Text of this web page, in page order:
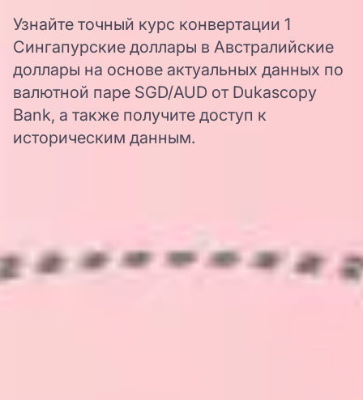
Узнайте точный курс конвертации 1
Сингапурские доллары в Австралийские
доллары на основе актуальных данных по
валютной паре SGD/AUD от Dukascopy
Bank, а также получите доступ к
историческим данным.